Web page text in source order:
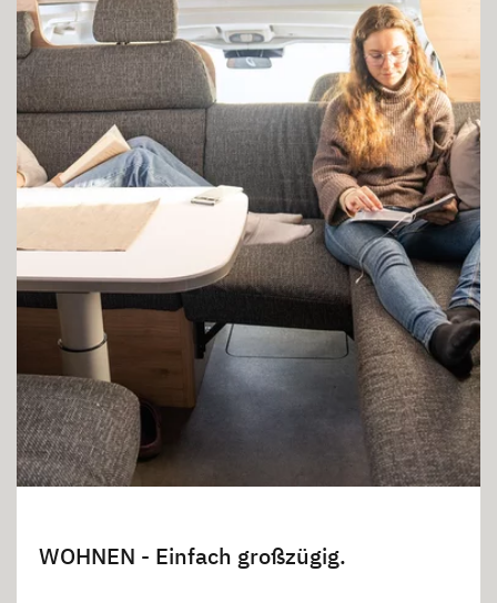
WOHNEN - Einfach großzügig.